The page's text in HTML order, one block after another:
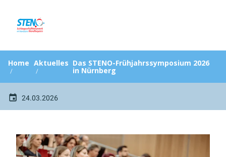
Home Aktuelles Das STENO-Frühjahrssymposium 2026
in Nürnberg
24.03.2026